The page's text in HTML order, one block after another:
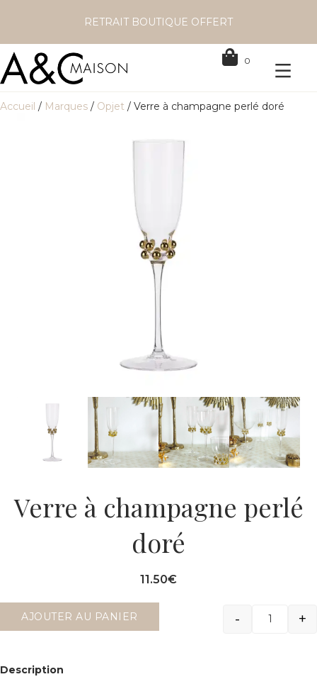
RETRAIT BOUTIQUE OFFERT
0
Accueil / Marques / Opjet / Verre à champagne perlé doré
Verre à champagne perlé
doré
11.50€
- +
AJOUTER AU PANIER
Description